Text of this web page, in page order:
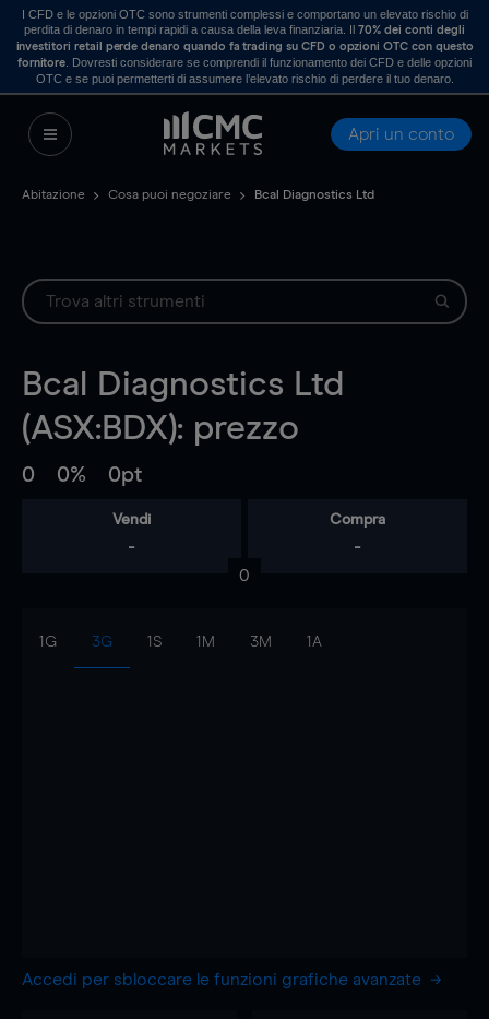
I CFD e le opzioni OTC sono strumenti complessi e comportano un elevato rischio di
perdita di denaro in tempi rapidi a causa della leva finanziaria. Il70% dei conti degli
investitori retail perde denaro quando fa trading su CFD o opzioni OTC con questo
fornitore . Dovresti considerare se comprendi il funzionamento dei CFD e delle opzioni
OTC e se puoi permetterti di assumere l’elevato rischio di perdere il tuo denaro.
Apri un conto
Abitazione Cosa puoi negoziare Bcal Diagnostics Ltd
Bcal Diagnostics Ltd
(ASX:BDX): prezzo
0 0% 0pt
Vendi
-
Compra
-
0
1G 3G 1S 1M 3M 1A
Accedi per sbloccare le funzioni grafiche avanzate